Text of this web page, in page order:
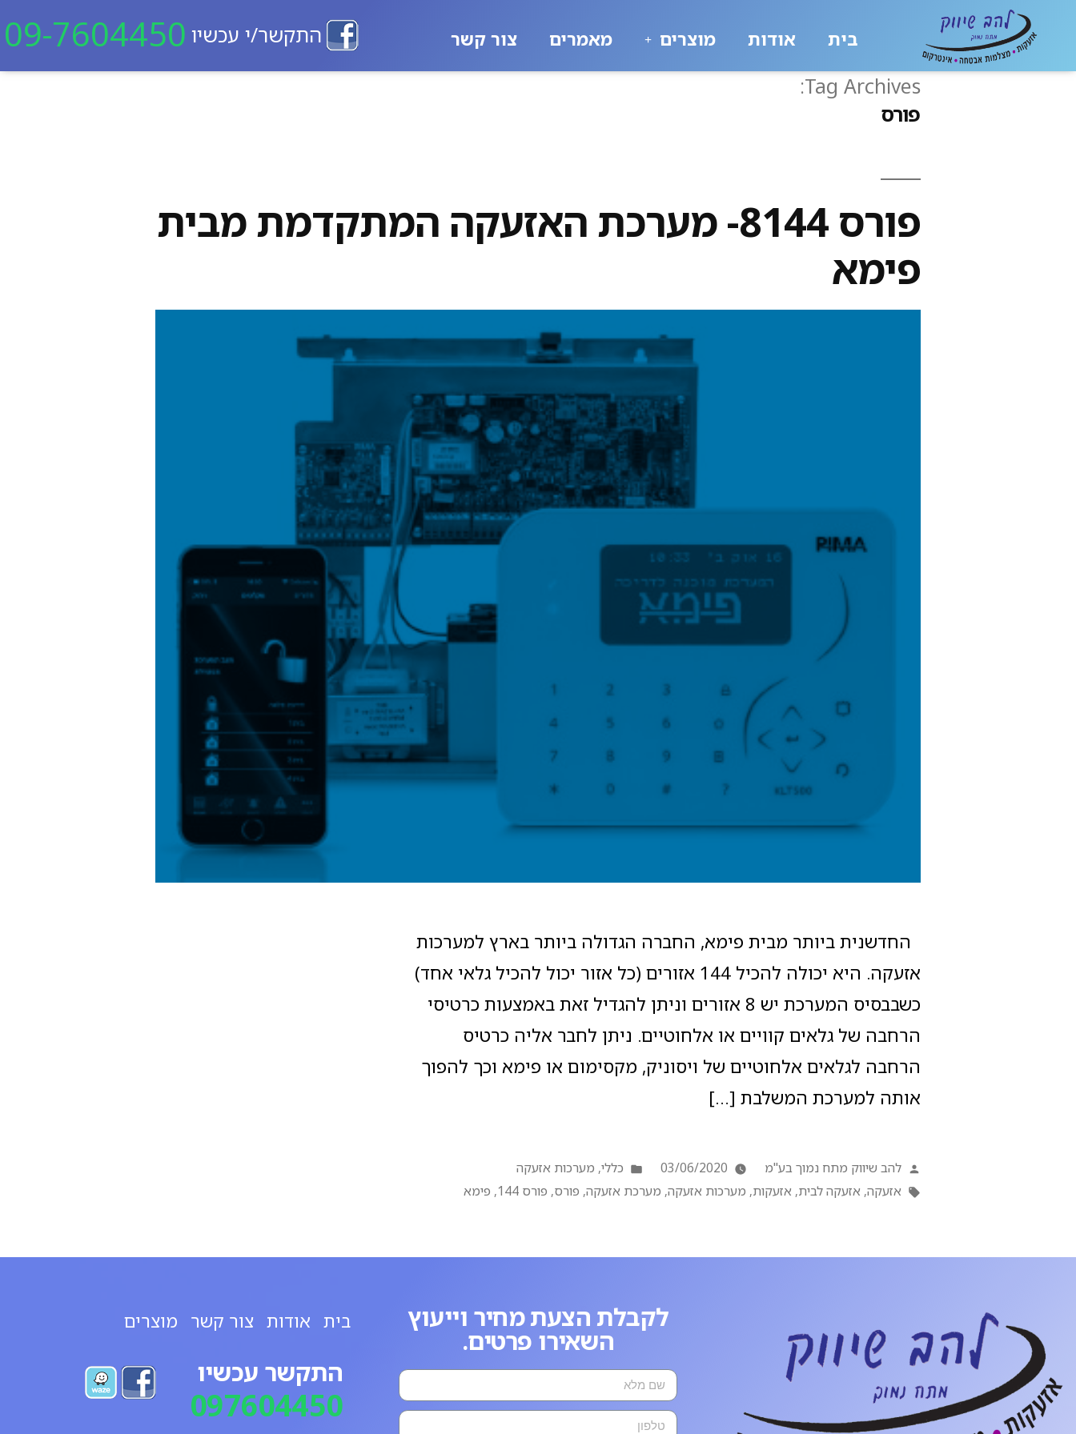
בית אודות מוצרים מאמרים צור קשר התקשר/י עכשיו 09-7604450
Tag Archives:
פורס
פורס 8144- מערכת האזעקה המתקדמת מבית
פימא
החדשנית ביותר מבית פימא, החברה הגדולה ביותר בארץ למערכות
אזעקה. היא יכולה להכיל 144 אזורים (כל אזור יכול להכיל גלאי אחד)
כשבבסיס המערכת יש 8 אזורים וניתן להגדיל זאת באמצעות כרטיסי
הרחבה של גלאים קוויים או אלחוטיים. ניתן לחבר אליה כרטיס
הרחבה לגלאים אלחוטיים של ויסוניק, מקסימום או פימא וכך להפוך
אותה למערכת המשלבת […]
להב שיווק מתח נמוך בע"מ 03/06/2020 כללי, מערכות אזעקה
אזעקה, אזעקה לבית, אזעקות, מערכות אזעקה, מערכת אזעקה, פורס, פורס 144 , פימא
לקבלת הצעת מחיר וייעוץ
השאירו פרטים.
בית אודות צור קשר מוצרים
התקשר עכשיו
097604450